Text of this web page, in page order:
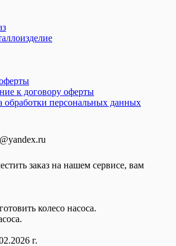
к договору оферты
обработки персональных данных
заказ на нашем сервисе, вам
колесо насоса.
г.